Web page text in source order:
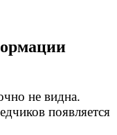
не видна.
появляется